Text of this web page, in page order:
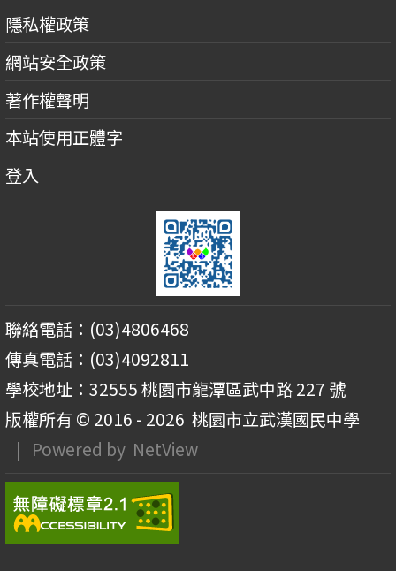
隱私權政策
網站安全政策
著作權聲明
本站使用正體字
登入
聯絡電話：(03)4806468
傳真電話：(03)4092811
學校地址：32555 桃園市龍潭區武中路 227 號
版權所有 © 2016 - 2026 桃園市立武漢國民中學
| Powered by NetView